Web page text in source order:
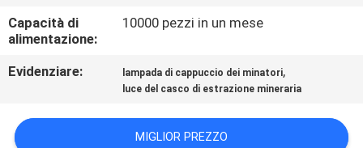
DEL
SITO
POLICY
Capacità di
alimentazione:
10000 pezzi in un mese
Evidenziare: lampada di cappuccio dei minatori,
luce del casco di estrazione mineraria
MIGLIOR PREZZO